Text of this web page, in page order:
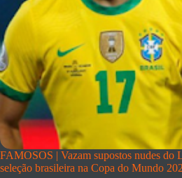
FAMOSOS | Vazam supostos nudes do
seleção brasileira na Copa do Mundo